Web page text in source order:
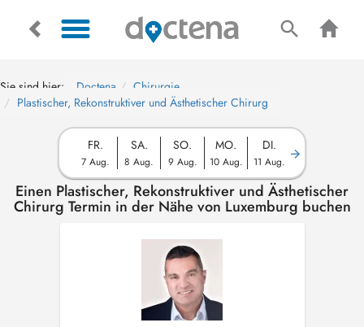
Sie sind hier: Doctena
Chirurgie
Plastischer, Rekonstruktiver und Ästhetischer Chirurg
FR.
7 Aug.
SA.
8 Aug.
SO.
9 Aug.
MO.
10 Aug.
DI.
11 Aug.
Einen Plastischer, Rekonstruktiver und Ästhetischer
Chirurg Termin in der Nähe von Luxemburg buchen